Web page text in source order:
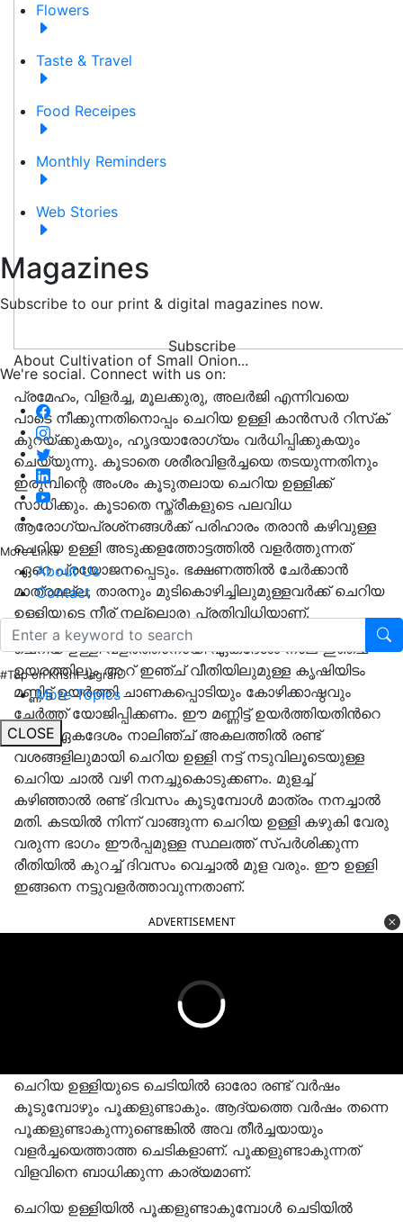
Flowers
Taste & Travel
Food Receipes
Monthly Reminders
Web Stories
Magazines
Subscribe to our print & digital magazines now.
Subscribe
We're social. Connect with us on:
More Links
About Us
Contact
#Top on Krishi Jagran
More Topics
CLOSE
About Cultivation of Small Onion...
പ്രമേഹം, വിളര്‍ച്ച, മൂലക്കുരു, അലര്‍ജി എന്നിവയെ
പാടെ നീക്കുന്നതിനൊപ്പം ചെറിയ ഉള്ളി കാന്‍സര്‍ റിസ്‌ക്
കുറയ്‌ക്കുകയും, ഹൃദയാരോഗ്യം വർധിപ്പിക്കുകയും
ചെയ്യുന്നു. കൂടാതെ ശരീരവിളർച്ചയെ തടയുന്നതിനും
ഇരുമ്പിന്റെ അംശം കൂടുതലായ ചെറിയ ഉള്ളിക്ക്
സാധിക്കും. കൂടാതെ സ്ത്രീകളുടെ പലവിധ
ആരോഗ്യപ്രശ്‌നങ്ങള്‍ക്ക് പരിഹാരം തരാന്‍ കഴിവുള്ള
ചെറിയ ഉള്ളി അടുക്കളത്തോട്ടത്തില്‍ വളര്‍ത്തുന്നത്
ഏറെ പ്രയോജനപ്പെടും. ഭക്ഷണത്തില്‍ ചേര്‍ക്കാന്‍
മാത്രമല്ല, താരനും മുടികൊഴിച്ചിലുമുള്ളവര്‍ക്ക് ചെറിയ
ഉള്ളിയുടെ നീര് നല്ലൊരു പ്രതിവിധിയാണ്.
ചെറിയ ഉള്ളി വളര്‍ത്താനായി ഏകദേശം നാല് ഇഞ്ച്
ഉയരത്തിലും ആറ് ഇഞ്ച് വീതിയിലുമുള്ള കൃഷിയിടം
മണ്ണിട്ട് ഉയര്‍ത്തി ചാണകപ്പൊടിയും കോഴിക്കാഷ്ഠവും
ചേര്‍ത്ത് യോജിപ്പിക്കണം. ഈ മണ്ണിട്ട് ഉയര്‍ത്തിയതിൻറെ
മീതെ ഏകദേശം നാലിഞ്ച് അകലത്തില്‍ രണ്ട്
വശങ്ങളിലുമായി ചെറിയ ഉള്ളി നട്ട് നടുവിലൂടെയുള്ള
ചെറിയ ചാല്‍ വഴി നനച്ചുകൊടുക്കണം. മുളച്ച്
കഴിഞ്ഞാല്‍ രണ്ട് ദിവസം കൂടുമ്പോള്‍ മാത്രം നനച്ചാല്‍
മതി. കടയില്‍ നിന്ന് വാങ്ങുന്ന ചെറിയ ഉള്ളി കഴുകി വേരു
വരുന്ന ഭാഗം ഈര്‍പ്പമുള്ള സ്ഥലത്ത് സ്പര്‍ശിക്കുന്ന
രീതിയില്‍ കുറച്ച് ദിവസം വെച്ചാല്‍ മുള വരും. ഈ ഉള്ളി
ഇങ്ങനെ നട്ടുവളര്‍ത്താവുന്നതാണ്.
ADVERTISEMENT
ചെറിയ ഉള്ളിയുടെ ചെടിയില്‍ ഓരോ രണ്ട് വര്‍ഷം
കൂടുമ്പോഴും പൂക്കളുണ്ടാകും. ആദ്യത്തെ വര്‍ഷം തന്നെ
പൂക്കളുണ്ടാകുന്നുണ്ടെങ്കില്‍ അവ തീര്‍ച്ചയായും
വളര്‍ച്ചയെത്താത്ത ചെടികളാണ്. പൂക്കളുണ്ടാകുന്നത്
വിളവിനെ ബാധിക്കുന്ന കാര്യമാണ്.
ചെറിയ ഉള്ളിയില്‍ പൂക്കളുണ്ടാകുമ്പോള്‍ ചെടിയില്‍